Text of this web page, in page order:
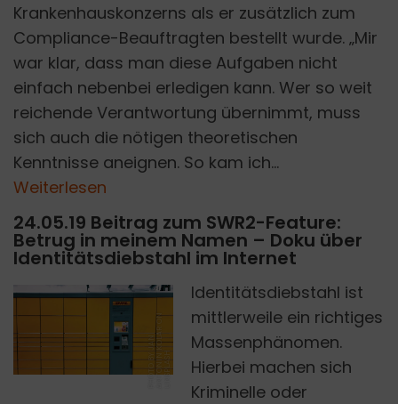
Krankenhauskonzerns als er zusätzlich zum
Compliance-Beauftragten bestellt wurde. „Mir
war klar, dass man diese Aufgaben nicht
einfach nebenbei erledigen kann. Wer so weit
reichende Verantwortung übernimmt, muss
sich auch die nötigen theoretischen
Kenntnisse aneignen. So kam ich...
Weiterlesen
24.05.19 Beitrag zum SWR2-Feature:
Betrug in meinem Namen – Doku über
Identitätsdiebstahl im Internet
P
H
O
T
O
BY
J
A
N
A
N
T
O
N
IN
K
O
L
A
R
ON
U
N
S
P
L
A
SH
Identitätsdiebstahl ist
mittlerweile ein richtiges
Massenphänomen.
Hierbei machen sich
Kriminelle oder